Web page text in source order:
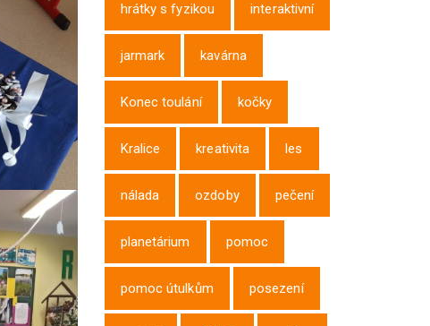
hrátky s fyzikou interaktivní
jarmark kavárna
Konec toulání kočky
Kralice kreativita les
nálada ozdoby pečení
planetárium pomoc
pomoc útulkům posezení